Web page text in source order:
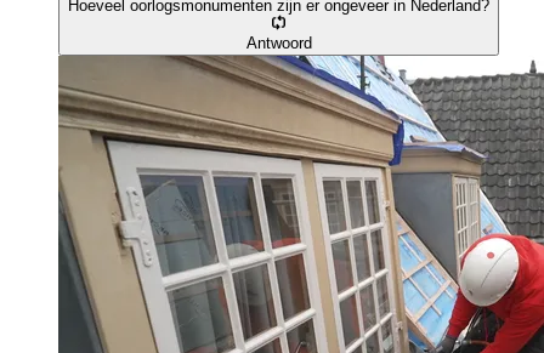
Hoeveel oorlogsmonumenten zijn er ongeveer in Nederland?
Antwoord